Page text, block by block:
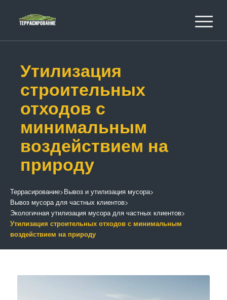
Утилизация
строительных
отходов с
минимальным
воздействием на
природу
Террасирование>Вывоз и утилизация мусора>
Вывоз мусора для частных клиентов>
Экологичная утилизация мусора для частных клиентов>
Утилизация строительных отходов с минимальным
воздействием на природу